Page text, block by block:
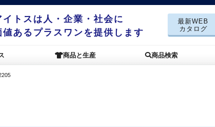
イトスは人・企業・社会に
値あるプラスワンを提供します
最新WEB
カタログ
商品と生産 商品検索